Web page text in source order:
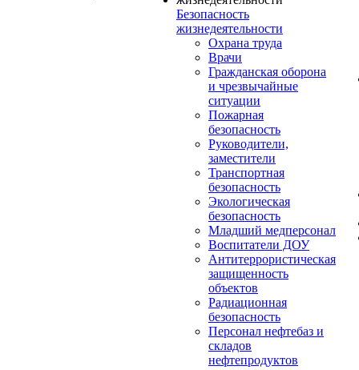
Безопасность
жизнедеятельности
Охрана труда
Врачи
Гражданская оборона
и чрезвычайные
ситуации
Пожарная
безопасность
Руководители,
заместители
Транспортная
безопасность
Экологическая
безопасность
Младший медперсонал
Воспитатели ДОУ
Антитеррористическая
защищенность
объектов
Радиационная
безопасность
Персонал нефтебаз и
складов
нефтепродуктов